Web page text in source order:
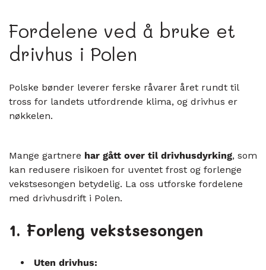
Fordelene ved å bruke et
drivhus i Polen
Polske bønder leverer ferske råvarer året rundt til
tross for landets utfordrende klima, og drivhus er
nøkkelen.
Mange gartnere har gått over til drivhusdyrking, som
kan redusere risikoen for uventet frost og forlenge
vekstsesongen betydelig. La oss utforske fordelene
med drivhusdrift i Polen.
1. Forleng vekstsesongen
Uten drivhus: